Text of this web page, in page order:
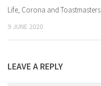
Life, Corona and Toastmasters
9 JUNE 2020
LEAVE A REPLY